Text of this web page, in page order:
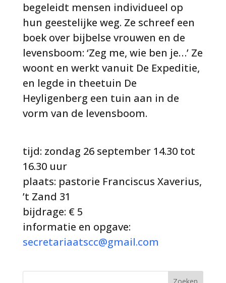
begeleidt mensen individueel op
hun geestelijke weg. Ze schreef een
boek over bijbelse vrouwen en de
levensboom: ‘Zeg me, wie ben je…’ Ze
woont en werkt vanuit De Expeditie,
en legde in theetuin De
Heyligenberg een tuin aan in de
vorm van de levensboom.
tijd: zondag 26 september 14.30 tot
16.30 uur
plaats: pastorie Franciscus Xaverius,
’t Zand 31
bijdrage: € 5
informatie en opgave:
secretariaatscc@gmail.com